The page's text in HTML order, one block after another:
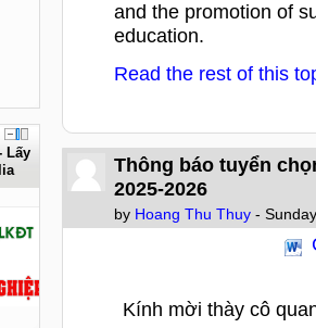
and the promotion of
education.
Read the rest of this
Thông báo tuyển
2025-2026
by Hoang Thu Thuy -
Kính mời thày cô
Lấy